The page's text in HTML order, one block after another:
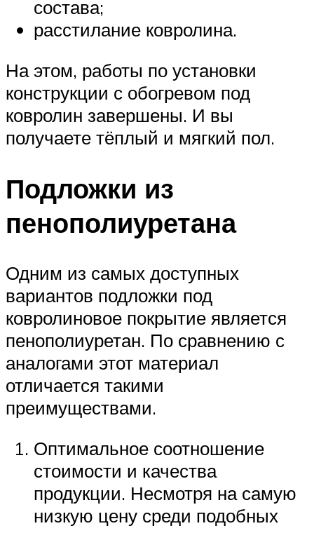
состава;
расстилание ковролина.
На этом, работы по установки
конструкции с обогревом под
ковролин завершены. И вы
получаете тёплый и мягкий пол.
Подложки из
пенополиуретана
Одним из самых доступных
вариантов подложки под
ковролиновое покрытие является
пенополиуретан. По сравнению с
аналогами этот материал
отличается такими
преимуществами.
Оптимальное соотношение
стоимости и качества
продукции. Несмотря на самую
низкую цену среди подобных